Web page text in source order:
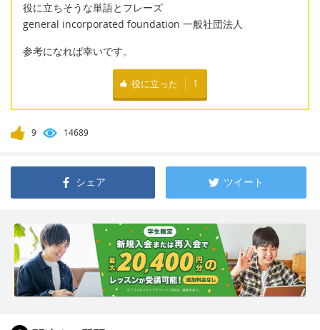
役に立ちそうな単語とフレーズ
general incorporated foundation 一般社団法人
参考になれば幸いです。
役に立った 1
9 14689
シェア ツイート